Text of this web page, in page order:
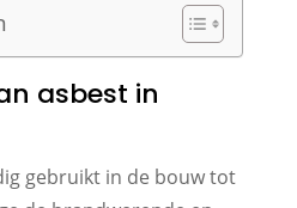
asbest in
gebruikt in de bouw tot